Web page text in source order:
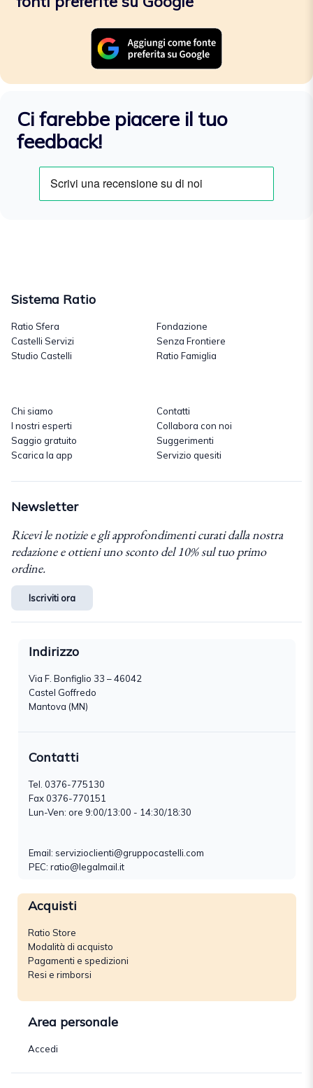
Ci farebbe piacere il tuo
feedback!
Sistema Ratio
Ratio Sfera
Castelli Servizi
Studio Castelli
Fondazione
Senza Frontiere
Ratio Famiglia
Chi siamo
I nostri esperti
Saggio gratuito
Scarica la app
Contatti
Collabora con noi
Suggerimenti
Servizio quesiti
Newsletter
Ricevi le notizie e gli approfondimenti curati dalla nostra
redazione e ottieni uno sconto del 10% sul tuo primo
ordine.
Iscriviti ora
Indirizzo
Via F. Bonfiglio 33 – 46042
Castel Goffredo
Mantova (MN)
Contatti
Tel. 0376-775130
Fax 0376-770151
Lun-Ven: ore 9:00/13:00 - 14:30/18:30
Email: servizioclienti@gruppocastelli.com
PEC: ratio@legalmail.it
Acquisti
Ratio Store
Modalità di acquisto
Pagamenti e spedizioni
Resi e rimborsi
Area personale
Accedi